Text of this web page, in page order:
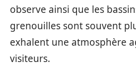
observe ainsi que les
grenouilles sont souvent
exhalent une atmosphère
visiteurs.